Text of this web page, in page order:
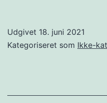
Udgivet 18. juni 2021
Kategoriseret som Ikke-